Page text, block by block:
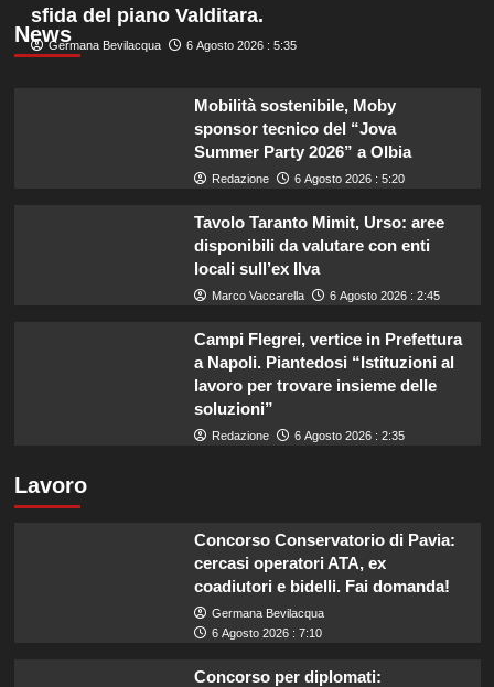
News
sfida del piano Valditara.
Germana Bevilacqua 6 Agosto 2026 : 5:35
Mobilità sostenibile, Moby
sponsor tecnico del “Jova
Summer Party 2026” a Olbia
Redazione 6 Agosto 2026 : 5:20
Tavolo Taranto Mimit, Urso: aree
disponibili da valutare con enti
locali sull’ex Ilva
Marco Vaccarella 6 Agosto 2026 : 2:45
Campi Flegrei, vertice in Prefettura
a Napoli. Piantedosi “Istituzioni al
lavoro per trovare insieme delle
soluzioni”
Redazione 6 Agosto 2026 : 2:35
Lavoro
Concorso Conservatorio di Pavia:
cercasi operatori ATA, ex
coadiutori e bidelli. Fai domanda!
Germana Bevilacqua
6 Agosto 2026 : 7:10
Concorso per diplomati: